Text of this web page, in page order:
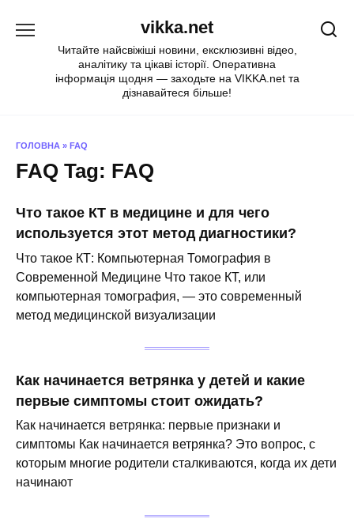
vikka.net
Читайте найсвіжіші новини, ексклюзивні відео,
аналітику та цікаві історії. Оперативна
інформація щодня — заходьте на VIKKA.net та
дізнавайтеся більше!
ГОЛОВНА » FAQ
FAQ Tag: FAQ
Что такое КТ в медицине и для чего
используется этот метод диагностики?
Что такое КТ: Компьютерная Томография в
Современной Медицине Что такое КТ, или
компьютерная томография, — это современный
метод медицинской визуализации
Как начинается ветрянка у детей и какие
первые симптомы стоит ожидать?
Как начинается ветрянка: первые признаки и
симптомы Как начинается ветрянка? Это вопрос, с
которым многие родители сталкиваются, когда их дети
начинают